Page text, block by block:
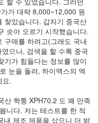
가 대략 8,000~12,000 원
찾았습니다. 갑자기 중국산
솟아 오르기 시작했습니다.
구매를 하려고(그래도 국내
으나, 검색을 할 수록 중국
기가 힘들다는 정보를 많이
눈을 돌려, 하이맥스의 엑
요.
산 짝퉁 XPH70.2 도 꽤 만족
니다. 저는 테스트를 한 적
내 제조 제품을 샀으니 더 밝